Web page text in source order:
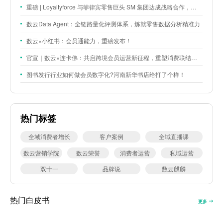
重磅 | Loyaltyforce 与菲律宾零售巨头 SM 集团达成战略合作，携手开启 SMAC 会员数智化运营新征程
数云Data Agent：全链路量化评测体系，炼就零售数据分析精准力
数云×小红书：会员通能力，重磅发布！
官宣｜数云×连卡佛：共启跨境会员运营新征程，重塑消费联结新体验
图书发行行业如何做会员数字化?河南新华书店给打了个样！
热门标签
全域消费者增长 客户案例
全域直播课
数云营销学院
数云荣誉 消费者运营
私域运营
双十一
品牌说 数云麒麟
热门白皮书 更多